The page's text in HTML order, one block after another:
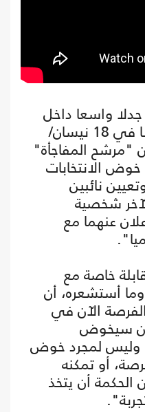
جدلا واسعا داخل
مصر، خاصة أنه أصدر بيانا في 18 نيسان/
"مرشح المفاجأة"
الانتخابات
نائبين
شخصية
عنهما مع
خاصة مع
وما أستشعره، أن
الآن في
سيخوض
وليس لمجرد خوض
أو تمكنه
أن يتخذ